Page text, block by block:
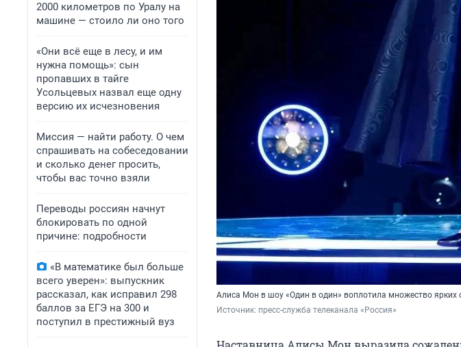
2000 километров по Уралу на
машине — стоило ли оно того
«Они всё еще в лесу, и им
нужна помощь»: сын
пропавших в тайге
Усольцевых назвал еще одну
версию их исчезновения
Миссия — найти работу. О чем
спрашивать на собеседовании
и сколько денег просить,
чтобы вас точно взяли
Переводы россиян начнут
блокировать по одной
причине: подробности
«В математике был больше
всего уверен»: выпускник
рассказал, как исправил 298
баллов за ЕГЭ на 300 и
поступил в престижный вуз
Алиса Мон в шоу «Один в один» воплотила множество
Источник: пресс-служба телеканала «Россия»